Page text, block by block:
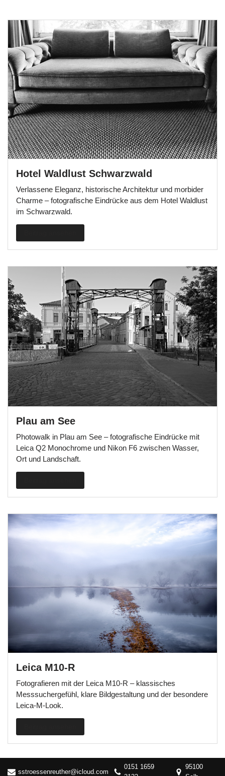
Hotel Waldlust Schwarzwald
Verlassene Eleganz, historische Architektur und morbider
Charme – fotografische Eindrücke aus dem Hotel Waldlust
im Schwarzwald.
Plau am See
Photowalk in Plau am See – fotografische Eindrücke mit
Leica Q2 Monochrome und Nikon F6 zwischen Wasser,
Ort und Landschaft.
Leica M10-R
Fotografieren mit der Leica M10-R – klassisches
Messsuchergefühl, klare Bildgestaltung und der besondere
Leica-M-Look.
sstroessenreuther@icloud.com
0151 1659
95100